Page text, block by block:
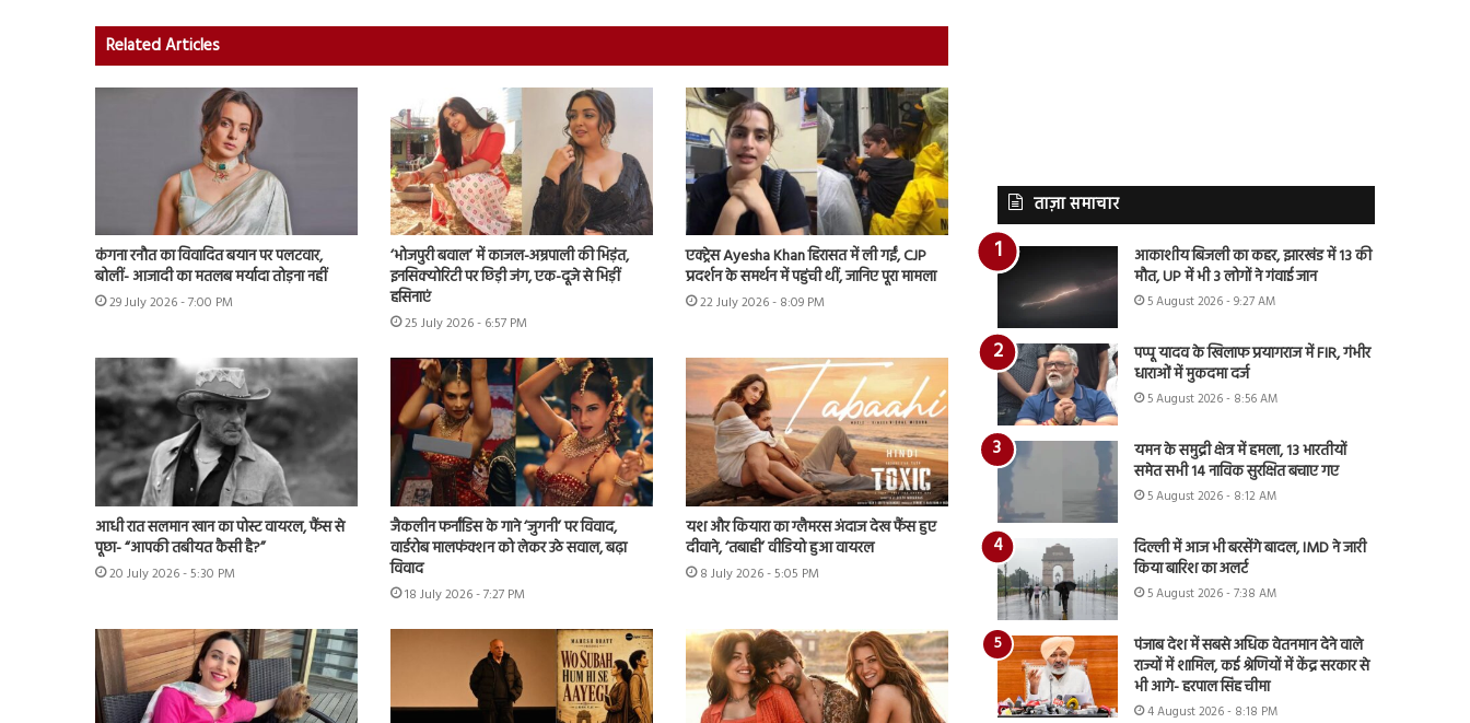
Related Articles
कंगना रनौत का विवादित बयान पर पलटवार,
बोलीं- आजादी का मतलब मर्यादा तोड़ना नहीं
29 July 2026 - 7:00 PM
‘भोजपुरी बवाल’ में काजल-अम्रपाली की भिड़ंत,
इनसिक्योरिटी पर छिड़ी जंग, एक-दूजे से भिड़ीं
हसिनाएं
25 July 2026 - 6:57 PM
एक्ट्रेस Ayesha Khan हिरासत में ली गईं, CJP
प्रदर्शन के समर्थन में पहुंची थीं, जानिए पूरा मामला
22 July 2026 - 8:09 PM
आधी रात सलमान खान का पोस्ट वायरल, फैंस से
पूछा- “आपकी तबीयत कैसी है?”
20 July 2026 - 5:30 PM
जैकलीन फर्नांडिस के गाने ‘जुगनी’ पर विवाद,
वार्डरोब मालफंक्शन को लेकर उठे सवाल, बढ़ा
विवाद
18 July 2026 - 7:27 PM
यश और कियारा का ग्लैमरस अंदाज देख फैंस हुए
दीवाने, ‘तबाही’ वीडियो हुआ वायरल
8 July 2026 - 5:05 PM
ताज़ा समाचार
आकाशीय बिजली का कहर, झारखंड में 13 की
मौत, UP में भी 3 लोगों ने गंवाई जान
5 August 2026 - 9:27 AM
पप्पू यादव के खिलाफ प्रयागराज में FIR, गंभीर
धाराओं में मुकदमा दर्ज
5 August 2026 - 8:56 AM
यमन के समुद्री क्षेत्र में हमला, 13 भारतीयों
समेत सभी 14 नाविक सुरक्षित बचाए गए
5 August 2026 - 8:12 AM
दिल्ली में आज भी बरसेंगे बादल, IMD ने जारी
किया बारिश का अलर्ट
5 August 2026 - 7:38 AM
पंजाब देश में सबसे अधिक वेतनमान देने वाले
राज्यों में शामिल, कई श्रेणियों में केंद्र सरकार से
भी आगे- हरपाल सिंह चीमा
4 August 2026 - 8:18 PM